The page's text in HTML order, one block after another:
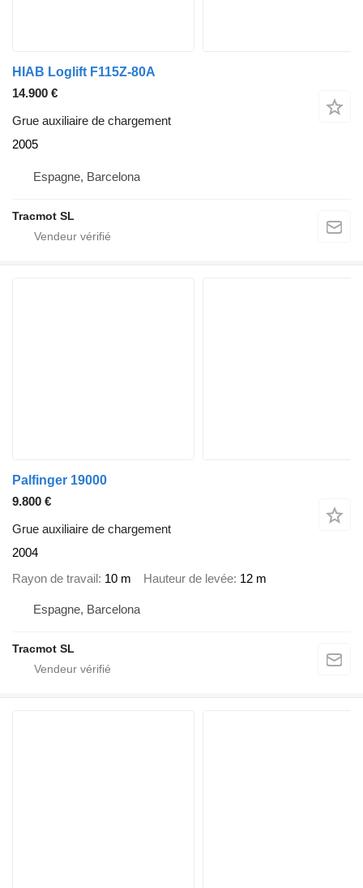
HIAB Loglift F115Z-80A
14.900 €
Grue auxiliaire de chargement
2005
Espagne, Barcelona
Tracmot SL
Palfinger 19000
9.800 €
Grue auxiliaire de chargement
2004
Rayon de travail 10 m Hauteur de levée 12 m
Espagne, Barcelona
Tracmot SL